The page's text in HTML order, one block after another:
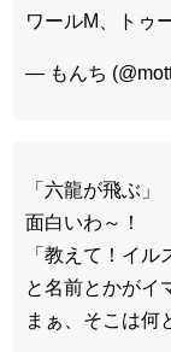
ワールM、トゥ
— もんち
「六龍が飛ぶ」
面白いわ～！
「教えて！イ
と名前とかがイ
まぁ、そこは何